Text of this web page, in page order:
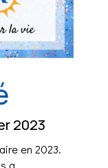
2023
en 2023.